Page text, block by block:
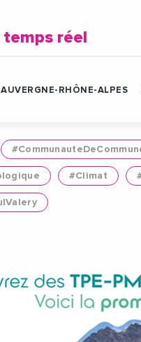
réel
AUVERGNE-RHÔNE-ALPES
#Climat